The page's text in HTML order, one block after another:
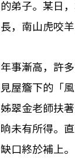
的弟子。某日
長，南山虎咬
年事漸高，許
見屋簷下的「
姊翠金老師扶
晌未有所得。
缺口終於補上。